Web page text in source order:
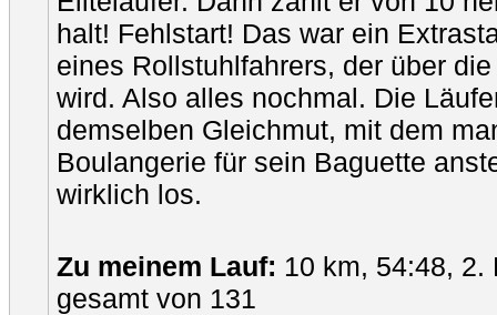
halt! Fehlstart! Das war ein
eines Rollstuhlfahrers, der über
wird. Also alles nochmal. Die
demselben Gleichmut, mit dem
Boulangerie für sein Baguette
wirklich los.
Zu meinem Lauf: 10 km, 54:48, 2.
gesamt von 131